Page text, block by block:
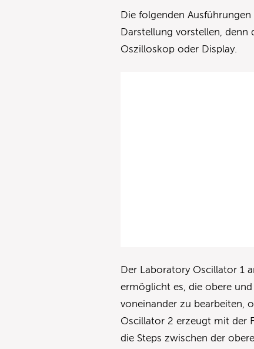
Die folgenden
Darstellung vorstellen, denn
Oszilloskop oder Display.
Der Laboratory Oscillator 1
ermöglicht es, die obere
voneinander zu bearbeiten,
Oscillator 2 erzeugt mit der
die Steps zwischen der